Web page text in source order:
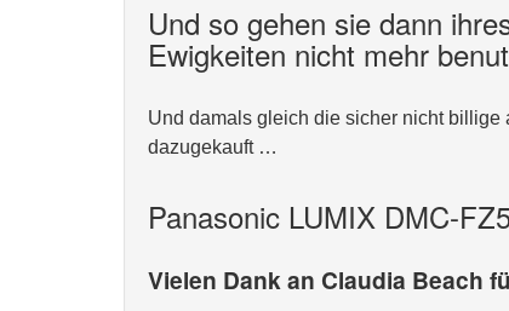
Und so gehen sie dann
Ewigkeiten nicht mehr
Und damals gleich die sicher nicht
dazugekauft …
Panasonic LUMIX DMC-
Vielen Dank an Claudia Beach